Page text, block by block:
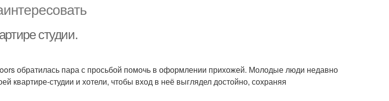
студии.
обратилась пара с просьбой помочь в оформлении прихожей. Молодые люди недавно
квартире-студии и хотели, чтобы вход в неё выглядел достойно, сохраняя